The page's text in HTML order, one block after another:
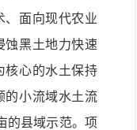
、面向现代农业
蚀黑土地力快速
核心的水土保持
的小流域水土流
的县域示范。项